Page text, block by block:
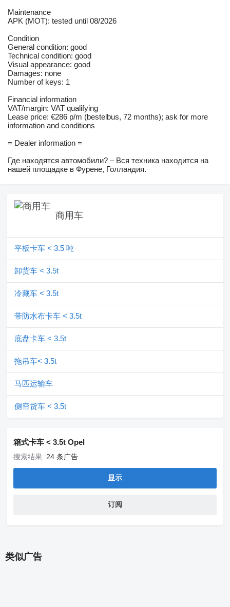
Maintenance
APK (MOT): tested until 08/2026
Condition
General condition: good
Technical condition: good
Visual appearance: good
Damages: none
Number of keys: 1
Financial information
VAT/margin: VAT qualifying
Lease price: €286 p/m (bestelbus, 72 months); ask for more
information and conditions
= Dealer information =
Где находятся автомобили? – Вся техника находится на
нашей площадке в Фурене, Голландия.
商用车
平板卡车 < 3.5 吨
卸货车 < 3.5t
冷藏车 < 3.5t
带防水布卡车 < 3.5t
底盘卡车 < 3.5t
拖吊车< 3.5t
马匹运输车
侧帘货车 < 3.5t
箱式卡车 < 3.5t Opel
搜索结果: 24 条广告
显示
订阅
类似广告